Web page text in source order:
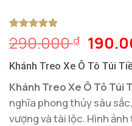
5trên 5
dựa trên
1
290.000₫ Giá
gốc
là:
Khánh Treo Xe Ô Tô Túi
Khánh Treo Xe Ô Tô Túi
nghĩa phong thủy sâu
vượng và tài lộc. Hình